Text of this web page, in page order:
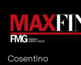
Cosentino